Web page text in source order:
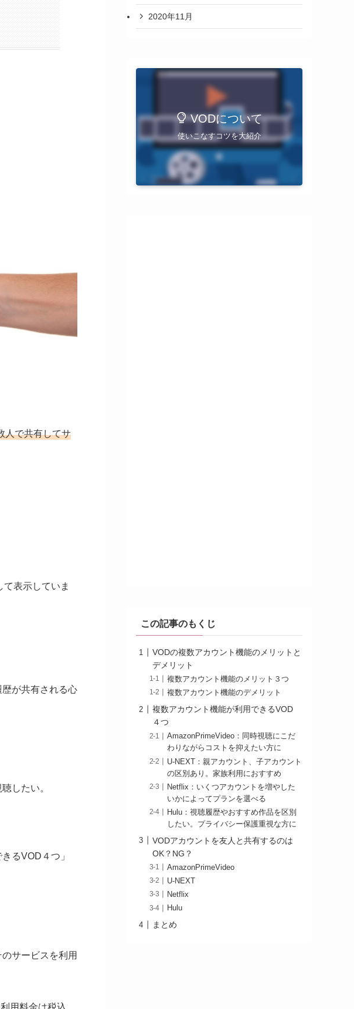
人で共有してサ
表示していま
が共有される心
したい。
るVOD４つ」
サービスを利用
用料金は税込
2020年11月
VODについて
使いこなすコツを大紹介
この記事のもくじ
VODの複数アカウント機能のメリットと
デメリット
複数アカウント機能のメリット３つ
複数アカウント機能のデメリット
複数アカウント機能が利用できるVOD
４つ
AmazonPrimeVideo：同時視聴にこだ
わりながらコストを抑えたい方に
U-NEXT：親アカウント、子アカウント
の区別あり。家族利用におすすめ
Netflix：いくつアカウントを増やした
いかによってプランを選べる
Hulu：視聴履歴やおすすめ作品を区別
したい。プライバシー保護重視な方に
VODアカウントを友人と共有するのは
OK？NG？
AmazonPrimeVideo
U-NEXT
Netflix
Hulu
まとめ